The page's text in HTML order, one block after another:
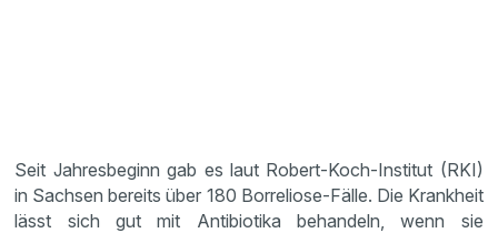
Seit Jahresbeginn gab es laut Robert-Koch-Institut (RKI)
in Sachsen bereits über 180 Borreliose-Fälle. Die Krankheit
lässt sich gut mit Antibiotika behandeln, wenn sie